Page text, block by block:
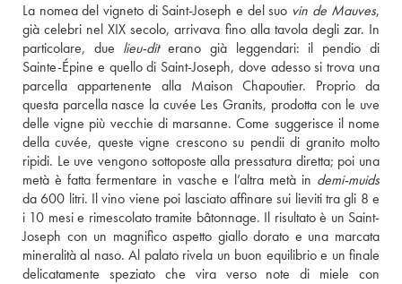
La nomea del vigneto di Saint-Joseph e del suo vin de Mauves,
già celebri nel XIX secolo, arrivava fino alla tavola degli zar. In
particolare, due lieu-dit erano già leggendari: il pendio di
Sainte-Épine e quello di Saint-Joseph, dove adesso si trova una
parcella appartenente alla Maison Chapoutier. Proprio da
questa parcella nasce la cuvée Les Granits, prodotta con le uve
delle vigne più vecchie di marsanne. Come suggerisce il nome
della cuvée, queste vigne crescono su pendii di granito molto
ripidi. Le uve vengono sottoposte alla pressatura diretta; poi una
metà è fatta fermentare in vasche e l’altra metà in demi-muids
da 600 litri. Il vino viene poi lasciato affinare sui lieviti tra gli 8 e
i 10 mesi e rimescolato tramite bâtonnage. Il risultato è un Saint-
Joseph con un magnifico aspetto giallo dorato e una marcata
mineralità al naso. Al palato rivela un buon equilibrio e un finale
delicatamente speziato che vira verso note di miele con